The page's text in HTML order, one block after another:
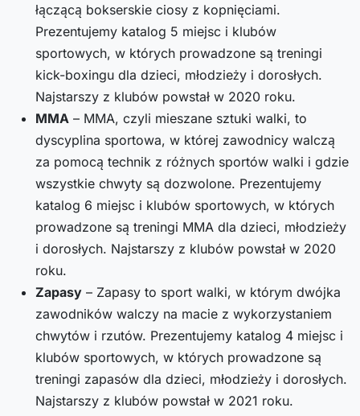
łączącą bokserskie ciosy z kopnięciami.
Prezentujemy katalog 5 miejsc i klubów
sportowych, w których prowadzone są treningi
kick-boxingu dla dzieci, młodzieży i dorosłych.
Najstarszy z klubów powstał w 2020 roku.
MMA – MMA, czyli mieszane sztuki walki, to
dyscyplina sportowa, w której zawodnicy walczą
za pomocą technik z różnych sportów walki i gdzie
wszystkie chwyty są dozwolone. Prezentujemy
katalog 6 miejsc i klubów sportowych, w których
prowadzone są treningi MMA dla dzieci, młodzieży
i dorosłych. Najstarszy z klubów powstał w 2020
roku.
Zapasy – Zapasy to sport walki, w którym dwójka
zawodników walczy na macie z wykorzystaniem
chwytów i rzutów. Prezentujemy katalog 4 miejsc i
klubów sportowych, w których prowadzone są
treningi zapasów dla dzieci, młodzieży i dorosłych.
Najstarszy z klubów powstał w 2021 roku.